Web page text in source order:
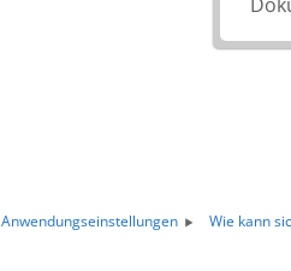
Anwendungseinstellungen
Wie kann